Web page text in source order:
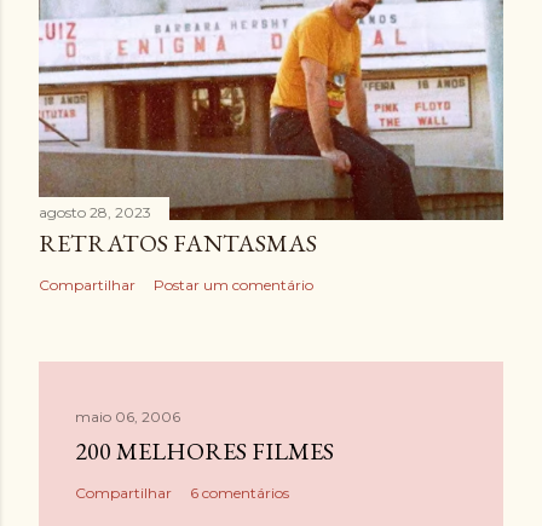
agosto 28, 2023
RETRATOS FANTASMAS
Compartilhar Postar um comentário
maio 06, 2006
200 MELHORES FILMES
Compartilhar 6 comentários